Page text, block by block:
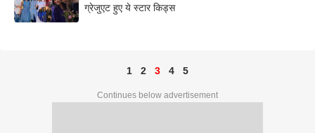
ग्रेजुएट हुए ये स्टार किड्स
1 2 3 4 5
Continues below advertisement